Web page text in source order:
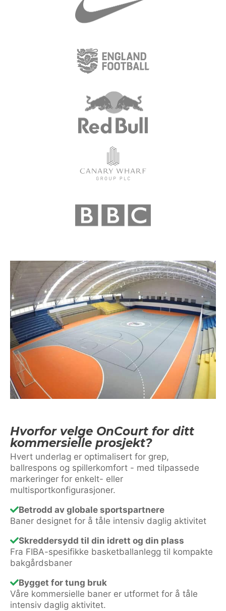
Hvorfor velge OnCourt for ditt
kommersielle prosjekt?
Hvert underlag er optimalisert for grep,
ballrespons og spillerkomfort - med tilpassede
markeringer for enkelt- eller
multisportkonfigurasjoner.
Betrodd av globale sportspartnere
Baner designet for å tåle intensiv daglig aktivitet
Skreddersydd til din idrett og din plass
Fra FIBA-spesifikke basketballanlegg til kompakte
bakgårdsbaner
Bygget for tung bruk
Våre kommersielle baner er utformet for å tåle
intensiv daglig aktivitet.